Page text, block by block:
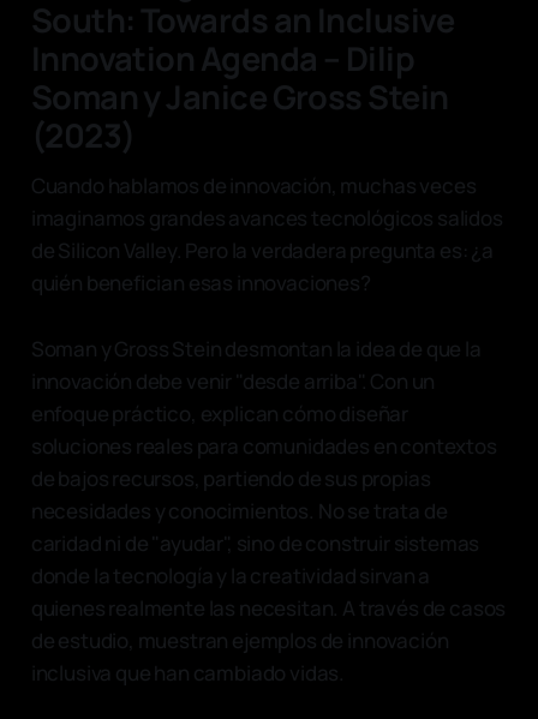
South: Towards an Inclusive
Innovation Agenda – Dilip
Soman y Janice Gross Stein
(2023)
Cuando hablamos de innovación, muchas veces
imaginamos grandes avances tecnológicos salidos
de Silicon Valley. Pero la verdadera pregunta es: ¿a
quién benefician esas innovaciones?
Soman y Gross Stein desmontan la idea de que la
innovación debe venir "desde arriba". Con un
enfoque práctico, explican cómo diseñar
soluciones reales para comunidades en contextos
de bajos recursos, partiendo de sus propias
necesidades y conocimientos. No se trata de
caridad ni de "ayudar", sino de construir sistemas
donde la tecnología y la creatividad sirvan a
quienes realmente las necesitan. A través de casos
de estudio, muestran ejemplos de innovación
inclusiva que han cambiado vidas.